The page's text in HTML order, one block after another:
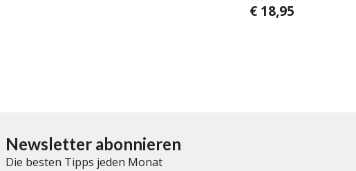
0
v
€ 18,95
Newsletter abonnieren
Die besten Tipps jeden Monat